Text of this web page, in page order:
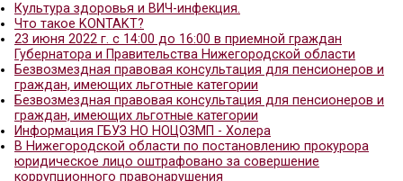
передающимися клещами
О рекомендациях как выбрать продукты к Пасхе
О проведении Единой недели иммунизации в
Федерации
Канавинским районным судом г. Нижнего
вынесен обвинительный приговор по
отношении гражданина без определенного
жительства.
Растрата лома теплоходов не осталась
Нижегородский транспортный прокурор